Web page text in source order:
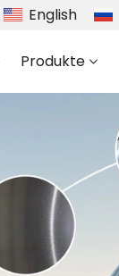
English
Produkte